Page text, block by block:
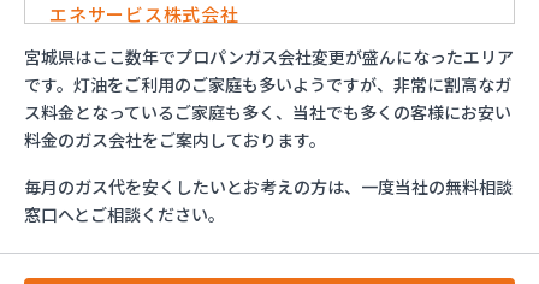
エネサービス株式会社
エネックスジャパン株式会社 岩沼営業所
エネックスジャパン株式会社 仙台営業所
カガク興商株式会社
カガク興商株式会社 充填所
カメイ株式会社
カメイ株式会社 LPガス塩釜ターミナル
カメイ株式会社 宮城支店 石巻営業所
宮城県はここ数年でプロパンガス会社変更が盛んになったエリア
です。灯油をご利用のご家庭も多いようですが、非常に割高なガ
ス料金となっているご家庭も多く、当社でも多くの客様にお安い
料金のガス会社をご案内しております。
毎月のガス代を安くしたいとお考えの方は、一度当社の無料相談
窓口へとご相談ください。